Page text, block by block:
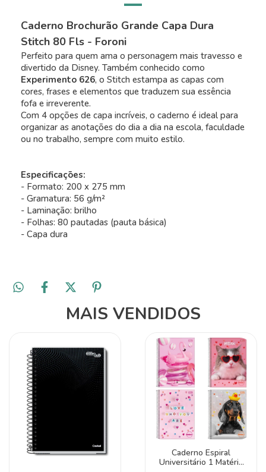
Caderno Brochurão Grande Capa Dura
Stitch 80 Fls - Foroni
Perfeito para quem ama o personagem mais travesso e
divertido da Disney. Também conhecido como
Experimento 626, o Stitch estampa as capas com
cores, frases e elementos que traduzem sua essência
fofa e irreverente.
Com 4 opções de capa incríveis, o caderno é ideal para
organizar as anotações do dia a dia na escola, faculdade
ou no trabalho, sempre com muito estilo.
Especificações:
- Formato: 200 x 275 mm
- Gramatura: 56 g/m²
- Laminação: brilho
- Folhas: 80 pautadas (pauta básica)
- Capa dura
MAIS VENDIDOS
Caderno Espiral
Universitário 1 Matéria